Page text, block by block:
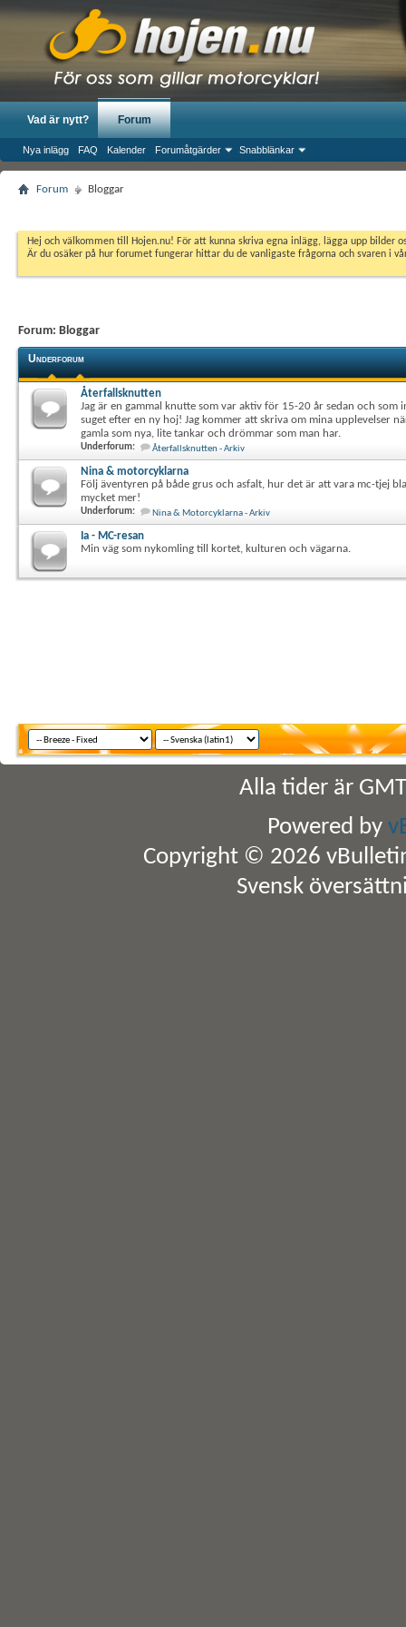
Vad är nytt? Forum
Nya inlägg FAQ Kalender Forumåtgärder Snabblänkar
Forum Bloggar
Hej och välkommen till Hojen.nu! För att kunna skriva egna inlägg, lägga upp
Är du osäker på hur forumet fungerar hittar du de vanligaste frågorna och svaren i
Forum: Bloggar
Underforum
Återfallsknutten
Jag är en gammal knutte som var aktiv för 15-20 år sedan och som
suget efter en ny hoj! Jag kommer att skriva om mina upplevelser
gamla som nya, lite tankar och drömmar som man har.
Underforum: Återfallsknutten - Arkiv
Nina & motorcyklarna
Följ äventyren på både grus och asfalt, hur det är att vara mc-tjej
mycket mer!
Underforum: Nina & Motorcyklarna - Arkiv
Ia - MC-resan
Min väg som nykomling till kortet, kulturen och vägarna.
Alla tider är
Powered by
Copyright © 2026
Svensk